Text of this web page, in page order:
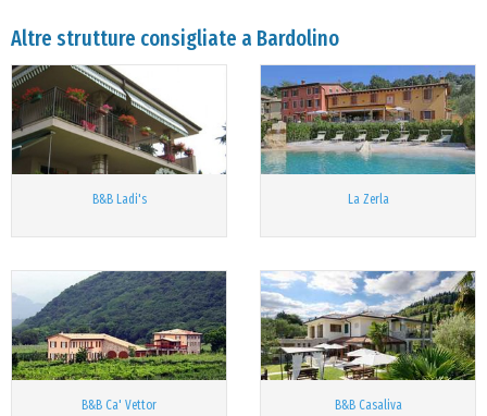
Altre strutture consigliate a Bardolino
B&B Ladi's La Zerla
B&B Ca' Vettor B&B Casaliva